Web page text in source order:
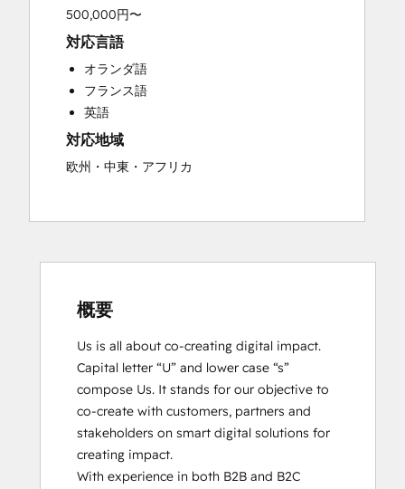
Knowledge Base Development
Paid Advertising
Programmable Automation
Sales and Marketing Alignment
Sales Coaching and Training
Sales Enablement
Search Engine Optimization
Social Media
500,000円〜
対応言語
オランダ語
フランス語
英語
対応地域
欧州・中東・アフリカ
概要
Us is all about co-creating digital impact.
Capital letter “U” and lower case “s”
compose Us. It stands for our objective to
co-create with customers, partners and
stakeholders on smart digital solutions for
creating impact.
With experience in both B2B and B2C